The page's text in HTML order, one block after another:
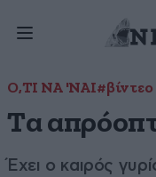
Ο,ΤΙ ΝΑ 'ΝΑΙ#βίντεο
Tα
Έχει ο καιρός